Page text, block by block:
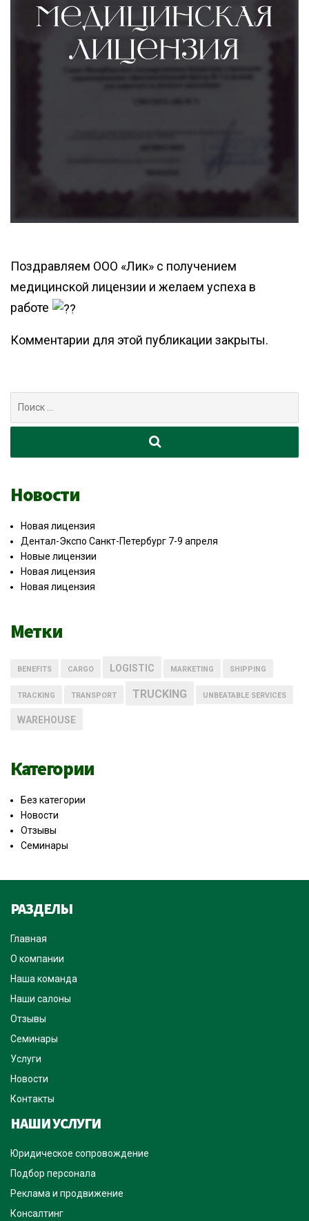
Поздравляем ООО «Лик» с получением
медицинской лицензии и желаем успеха в
работе
Комментарии для этой публикации закрыты.
для:
Новости
Новая лицензия
Дентал-Экспо Санкт-Петербург 7-9 апреля
Новые лицензии
Новая лицензия
Новая лицензия
Метки
BENEFITS CARGO LOGISTIC MARKETING SHIPPING
TRACKING TRANSPORT TRUCKING UNBEATABLE SERVICES
WAREHOUSE
Категории
Без категории
Новости
Отзывы
Семинары
РАЗДЕЛЫ
Главная
О компании
Наша команда
Наши салоны
Отзывы
Семинары
Услуги
Новости
Контакты
НАШИ УСЛУГИ
Юридическое сопровождение
Подбор персонала
Реклама и продвижение
Консалтинг